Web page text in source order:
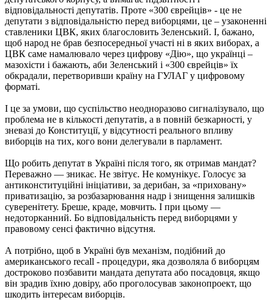
відповідальності депутатів. Проте «300 єврейців» - це не
депутати з відповідальністю перед виборцями, це – узаконенні
ставленики ЦВК, яких благословить Зеленський. І, бажано,
щоб народ не брав безпосередньої участі ні в яких виборах, а
ЦВК саме намалювало через цифрову «Дію», що українці –
мазохісти і бажають, аби Зеленський і «300 єврейців» їх
обкрадали, перетворивши країну на ГУЛАГ у цифровому
форматі.
І це за умови, що суспільство неодноразово сигналізувало, що
проблема не в кількості депутатів, а в повній безкарності, у
зневазі до Конституції, у відсутності реального впливу
виборців на тих, кого вони делегували в парламент.
Що робить депутат в Україні після того, як отримав мандат?
Переважно — зникає. Не звітує. Не комунікує. Голосує за
антиконституційні ініціативи, за дерибан, за «приховану»
приватизацію, за розбазарювання надр і знищення залишків
суверенітету. Бреше, краде, мовчить. І при цьому —
недоторканний. Бо відповідальність перед виборцями у
правовому сенсі фактично відсутня.
А потрібно, щоб в Україні був механізм, подібний до
американського recall - процедури, яка дозволяла б виборцям
достроково позбавити мандата депутата або посадовця, якщо
він зрадив їхню довіру, або проголосував законопроект, що
шкодить інтересам виборців.